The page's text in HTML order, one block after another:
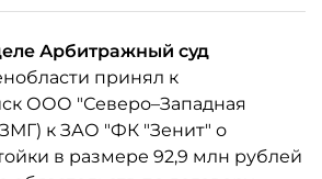
Арбитражный суд
принял к
ООО "Северо–Западная
к ЗАО "ФК "Зенит" о
в размере 92,9 млн рублей